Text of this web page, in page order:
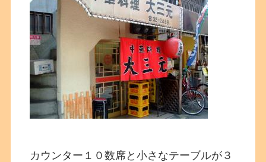
カウンター１０数席と小さなテーブルが３